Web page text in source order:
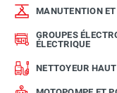
MANUTENTION
GROUPES
ÉLECTRIQUE
NETTOYEUR